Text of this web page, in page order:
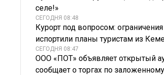
селе!»
СЕГОДНЯ 08:48
Курорт под вопросом:
испортили планы туристам из
СЕГОДНЯ 08:47
ООО «ПОТ» объявляет открытый
сообщает о торгах по заложенному